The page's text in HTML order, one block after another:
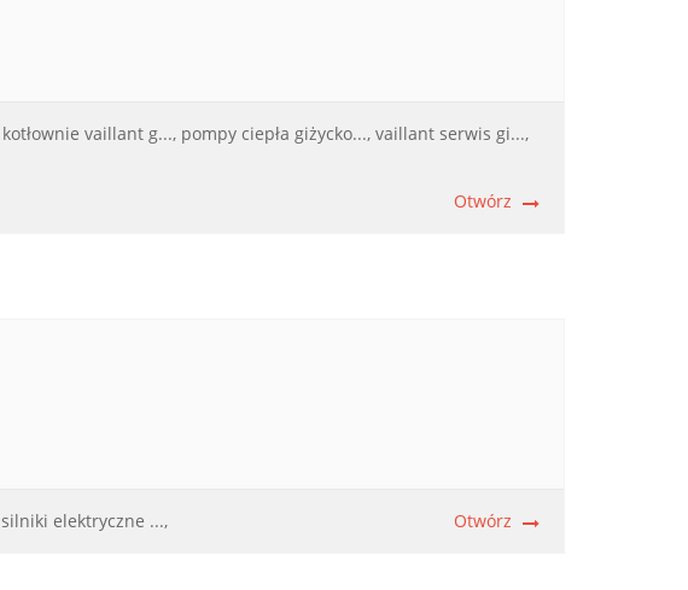
kotłownie vaillant g..., pompy ciepła giżycko..., vaillant serwis gi...,
Otwórz
silniki elektryczne ..., Otwórz